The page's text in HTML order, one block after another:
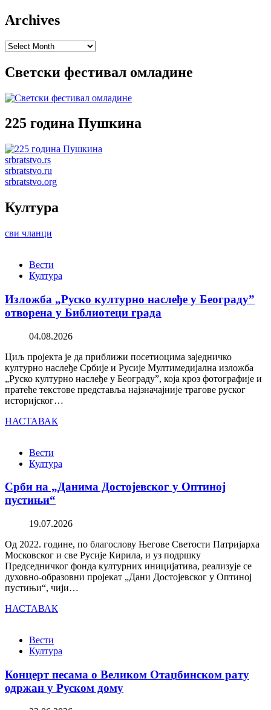
Archives
Archives
Светски фестивал омладине
225 година Пушкина
srbratstvo.rs
srbratstvo.ru
srbratstvo.org
Култура
сви чланци
Вести
Култура
Изложба „Руско културно наслеђе у Београду”
отворена у Библиотеци града
04.08.2026
Циљ пројекта је да приближи посетиоцима заједничко
културно наслеђе Србије и Русије Мултимедијална изложба
„Руско културно наслеђе у Београду”, која кроз фотографије и
пратеће текстове представља најзначајније трагове руског
историјског…
НАСТАВАК
Вести
Култура
Срби на „Данима Достојевског у Оптиној
пустињи“
19.07.2026
Од 2022. године, по благослову Његове Светости Патријарха
Московског и све Русије Кирила, и уз подршку
Председничког фонда културних иницијатива, реализује се
духовно-образовни пројекат „Дани Достојевског у Оптиној
пустињи“, чији…
НАСТАВАК
Вести
Култура
Концерт песама о Великом Отаџбинском рату
одржан у Руском дому